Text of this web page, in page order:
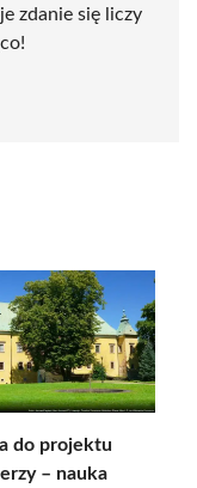
zdanie się liczy
do projektu
– nauka